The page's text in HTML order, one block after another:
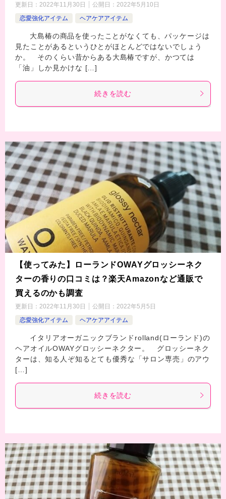
更新日： 2022年11月30日 公開日： 2022年5月10日
恋愛強化アイテム
ヘアケアアイテム
大島椿の商品を使ったことがなくても、パッケージは
見たことがあるというひとがほとんどではないでしょう
か。 そのくらい昔からある大島椿ですが、かつては
「油」しか見かけな […]
続きを読む
【使ってみた】ローランドOWAYグロッシーネク
ターの香りの口コミは？楽天Amazonなど通販で
買えるのかも調査
更新日： 2022年11月30日 公開日： 2022年5月5日
恋愛強化アイテム
ヘアケアアイテム
イタリアオーガニックブランドrolland(ローランド)の
ヘアオイルOWAYグロッシーネクター。 グロッシーネク
ターは、知る人ぞ知るとても優秀な「サロン専売」のアウ
[…]
続きを読む